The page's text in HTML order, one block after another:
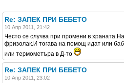
Re: ЗАПЕК ПРИ БЕБЕТО
10 Апр 2011, 21:42
Често се случва при промени в
фризолак.И тогава на помощ идат или
или термометъра в Д-то
Re: ЗАПЕК ПРИ БЕБЕТО
10 Апр 2011, 23:02